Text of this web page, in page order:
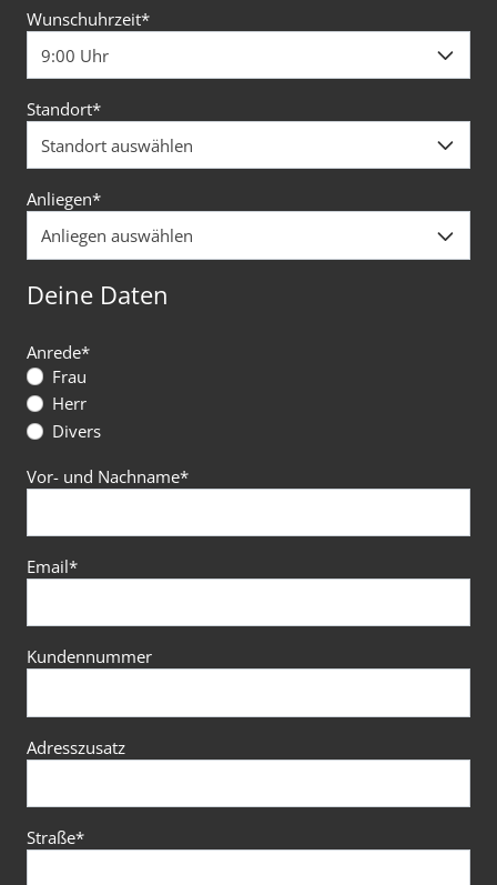
Wunschuhrzeit*
Standort*
Anliegen*
Deine Daten
Anrede*
Frau
Herr
Divers
Vor- und Nachname*
Email*
Kundennummer
Adresszusatz
Straße*